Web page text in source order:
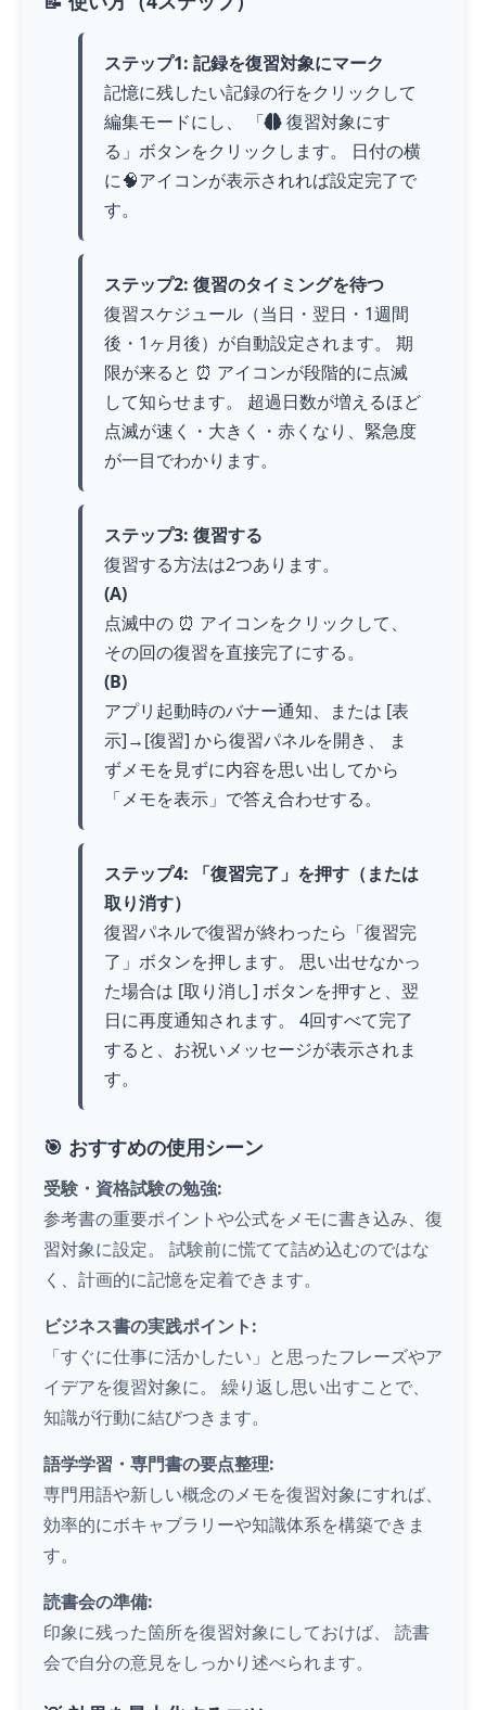
ステップ1: 記録を復習対象にマーク
記憶に残したい記録の行をクリックして
編集モードにし、 「
復習対象にす
る」ボタンをクリックします。 日付の横
に🧠アイコンが表示されれば設定完了で
す。
ステップ2: 復習のタイミングを待つ
復習スケジュール（当日・翌日・1週間
後・1ヶ月後）が自動設定されます。 期
限が来ると ⏰ アイコンが段階的に点滅
して知らせます。 超過日数が増えるほど
点滅が速く・大きく・赤くなり、緊急度
が一目でわかります。
ステップ3: 復習する
復習する方法は2つあります。
(A)
点滅中の ⏰ アイコンをクリックして、
その回の復習を直接完了にする。
(B)
アプリ起動時のバナー通知、または [表
示]→[復習] から復習パネルを開き、 ま
ずメモを見ずに内容を思い出してから
「メモを表示」で答え合わせする。
ステップ4: 「復習完了」を押す（または
取り消す）
復習パネルで復習が終わったら「復習完
了」ボタンを押します。 思い出せなかっ
た場合は [取り消し] ボタンを押すと、翌
日に再度通知されます。 4回すべて完了
すると、お祝いメッセージが表示されま
す。
🎯 おすすめの使用シーン
受験・資格試験の勉強:
参考書の重要ポイントや公式をメモに書き込み、復
習対象に設定。 試験前に慌てて詰め込むのではな
く、計画的に記憶を定着できます。
ビジネス書の実践ポイント:
「すぐに仕事に活かしたい」と思ったフレーズやア
イデアを復習対象に。 繰り返し思い出すことで、
知識が行動に結びつきます。
語学学習・専門書の要点整理:
専門用語や新しい概念のメモを復習対象にすれば、
効率的にボキャブラリーや知識体系を構築できま
す。
読書会の準備:
印象に残った箇所を復習対象にしておけば、 読書
会で自分の意見をしっかり述べられます。